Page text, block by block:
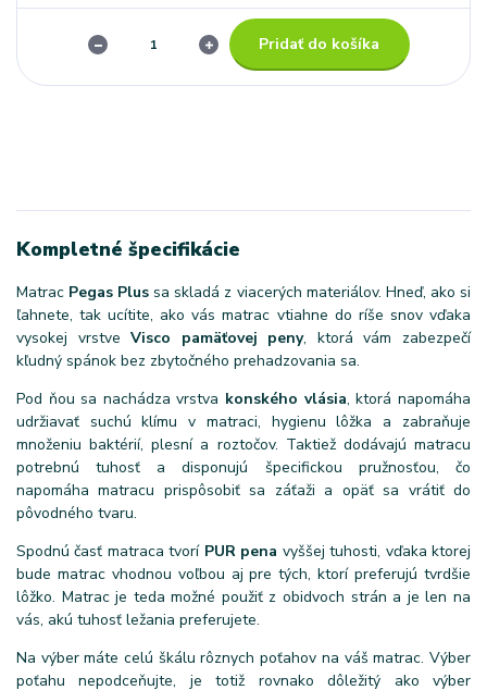
Pridať do košíka
Kompletné špecifikácie
Matrac Pegas Plussa skladá z viacerých materiálov. Hneď, ako si
ľahnete, tak ucítite, ako vás matrac vtiahne do ríše snov vďaka
vysokej vrstveVisco pamäťovej peny, ktorá vám zabezpečí
kľudný spánok bez zbytočného prehadzovania sa.
Pod ňou sa nachádza vrstva konského vlásia, ktorá napomáha
udržiavať suchú klímu v matraci, hygienu lôžka a zabraňuje
množeniu baktérií, plesní a roztočov. Taktiež dodávajú matracu
potrebnú tuhosť a disponujú špecifickou pružnosťou, čo
napomáha matracu prispôsobiť sa záťaži a opäť sa vrátiť do
pôvodného tvaru.
Spodnú časť matraca tvoríPUR pena vyššej tuhosti, vďaka ktorej
bude matrac vhodnou voľbou aj pre tých, ktorí preferujú tvrdšie
lôžko. Matrac je teda možné použiť z obidvoch strán a je len na
vás, akú tuhosť ležania preferujete.
Na výber máte celú škálu rôznych poťahov na váš matrac. Výber
poťahu nepodceňujte, je totiž rovnako dôležitý ako výber